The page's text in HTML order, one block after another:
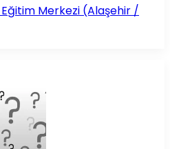
Merkezi (Alaşehir /